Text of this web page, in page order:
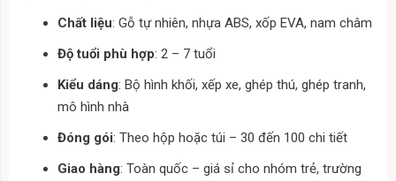
Chất liệu: Gỗ tự nhiên, nhựa ABS, xốp EVA, nam châm
Độ tuổi phù hợp: 2 – 7 tuổi
Kiểu dáng: Bộ hình khối, xếp xe, ghép thú, ghép tranh,
mô hình nhà
Đóng gói: Theo hộp hoặc túi – 30 đến 100 chi tiết
Giao hàng: Toàn quốc – giá sỉ cho nhóm trẻ, trường